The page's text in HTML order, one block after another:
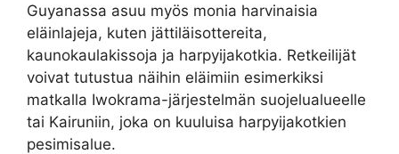
Guyanassa asuu myös monia harvinaisia
eläinlajeja, kuten jättiläisottereita,
kaunokaulakissoja ja harpyijakotkia. Retkeilijät
voivat tutustua näihin eläimiin esimerkiksi
matkalla Iwokrama-järjestelmän suojelualueelle
tai Kairuniin, joka on kuuluisa harpyijakotkien
pesimisalue.